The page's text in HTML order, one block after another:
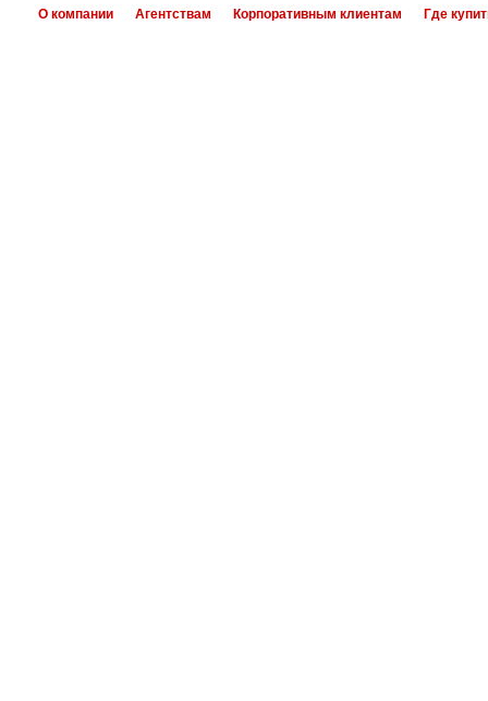
О компании Агентствам Корпоративным клиентам Где